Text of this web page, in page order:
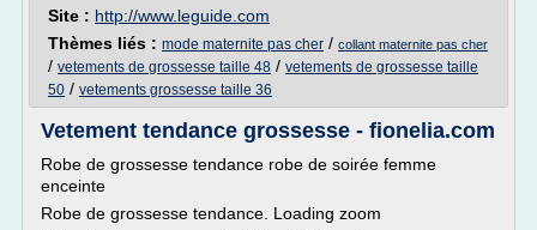
Site : http://www.leguide.com
Thèmes liés : mode maternite pas cher / collant maternite pas cher
/ vetements de grossesse taille 48 / vetements de grossesse taille
50 / vetements grossesse taille 36
Vetement tendance grossesse - fionelia.com
Robe de grossesse tendance robe de soirée femme
enceinte
Robe de grossesse tendance. Loading zoom